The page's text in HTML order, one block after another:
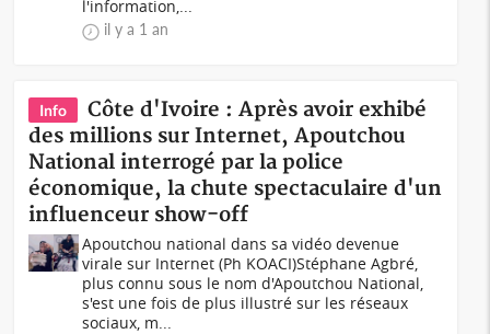
l'information,...
il y a 1 an
Info
Côte d'Ivoire : Après avoir exhibé
des millions sur Internet, Apoutchou
National interrogé par la police
économique, la chute spectaculaire d'un
influenceur show-off
Apoutchou national dans sa vidéo devenue
virale sur Internet (Ph KOACI)Stéphane Agbré,
plus connu sous le nom d'Apoutchou National,
s'est une fois de plus illustré sur les réseaux
sociaux, m...